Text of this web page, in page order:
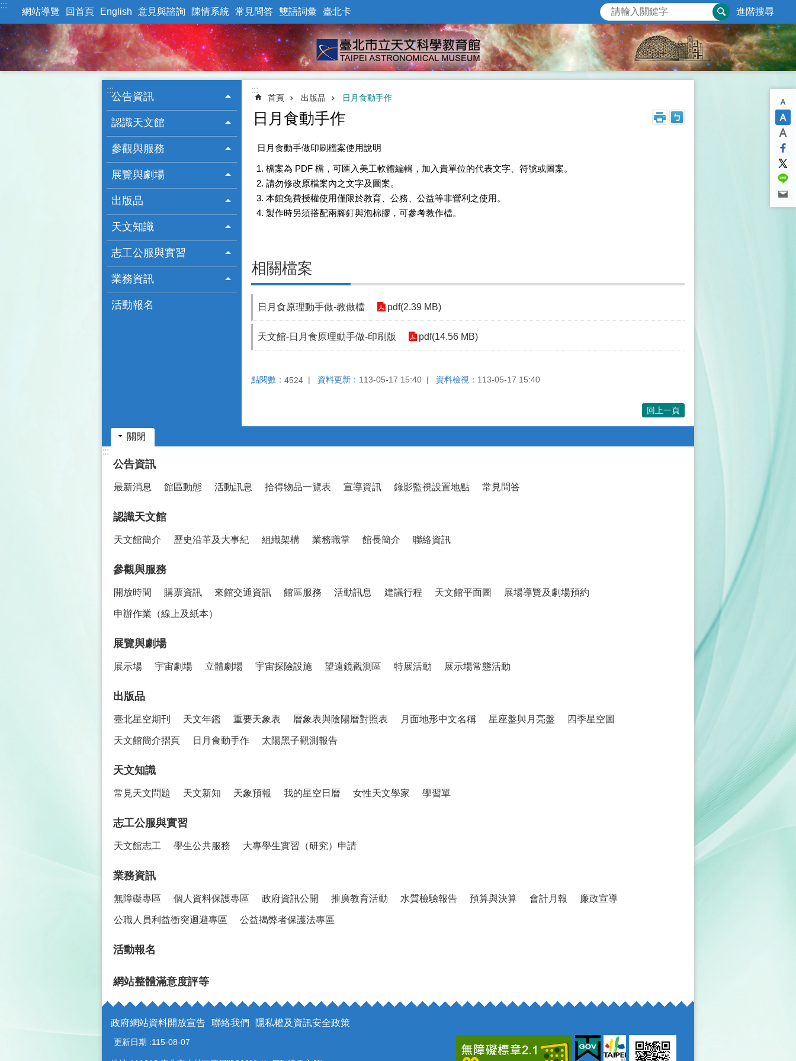
跳到主要內容區塊
:::
網站導覽 回首頁 English 意見與諮詢 陳情系統 常見問答 雙語詞彙 臺北卡 進階搜尋
:::
公告資訊
認識天文館
參觀與服務
展覽與劇場
出版品
天文知識
志工公服與實習
業務資訊
活動報名
:::
首頁 出版品 日月食動手作
日月食動手作
日月食動手做印刷檔案使用說明
檔案為 PDF 檔，可匯入美工軟體編輯，加入貴單位的代表文字、符號或圖案。
請勿修改原檔案內之文字及圖案。
本館免費授權使用僅限於教育、公務、公益等非營利之使用。
製作時另須搭配兩腳釘與泡棉膠，可參考教作檔。
相關檔案
日月食原理動手做-教做檔 pdf(2.39 MB)
天文館-日月食原理動手做-印刷版 pdf(14.56 MB)
點閱數： 4524 資料更新： 113-05-17 15:40 資料檢視： 113-05-17 15:40
回上一頁
關閉
:::
公告資訊
最新消息 館區動態 活動訊息 拾得物品一覽表 宣導資訊 錄影監視設置地點 常見問答
認識天文館
天文館簡介 歷史沿革及大事紀 組織架構 業務職掌 館長簡介 聯絡資訊
參觀與服務
開放時間 購票資訊 來館交通資訊 館區服務 活動訊息 建議行程 天文館平面圖 展場導覽及劇場預約
申辦作業（線上及紙本）
展覽與劇場
展示場 宇宙劇場 立體劇場 宇宙探險設施 望遠鏡觀測區 特展活動 展示場常態活動
出版品
臺北星空期刊 天文年鑑 重要天象表 曆象表與陰陽曆對照表 月面地形中文名稱 星座盤與月亮盤 四季星空圖
天文館簡介摺頁 日月食動手作 太陽黑子觀測報告
天文知識
常見天文問題 天文新知 天象預報 我的星空日曆 女性天文學家 學習單
志工公服與實習
天文館志工 學生公共服務 大專學生實習（研究）申請
業務資訊
無障礙專區 個人資料保護專區 政府資訊公開 推廣教育活動 水質檢驗報告 預算與決算 會計月報 廉政宣導
公職人員利益衝突迴避專區 公益揭弊者保護法專區
活動報名
網站整體滿意度評等
政府網站資料開放宣告 聯絡我們 隱私權及資訊安全政策
更新日期 115-08-07